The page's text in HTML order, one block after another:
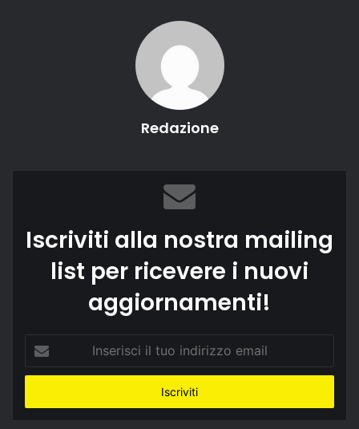
Redazione
Iscriviti alla nostra mailing
list per ricevere i nuovi
aggiornamenti!
tuo
email